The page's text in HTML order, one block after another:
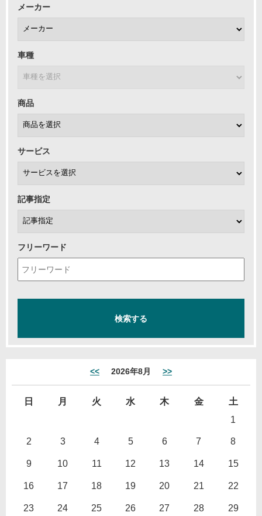
メーカー
車種
商品
サービス
記事指定
フリーワード
<< 2026年8月 >>
日 月 火 水 木 金
土
1
2 3 4 5 6 7 8
9 10 11 12 13 14 15
16 17 18 19 20 21 22
23 24 25 26 27 28 29